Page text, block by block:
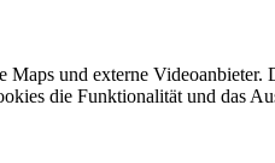
und externe
die Funktionalität und das